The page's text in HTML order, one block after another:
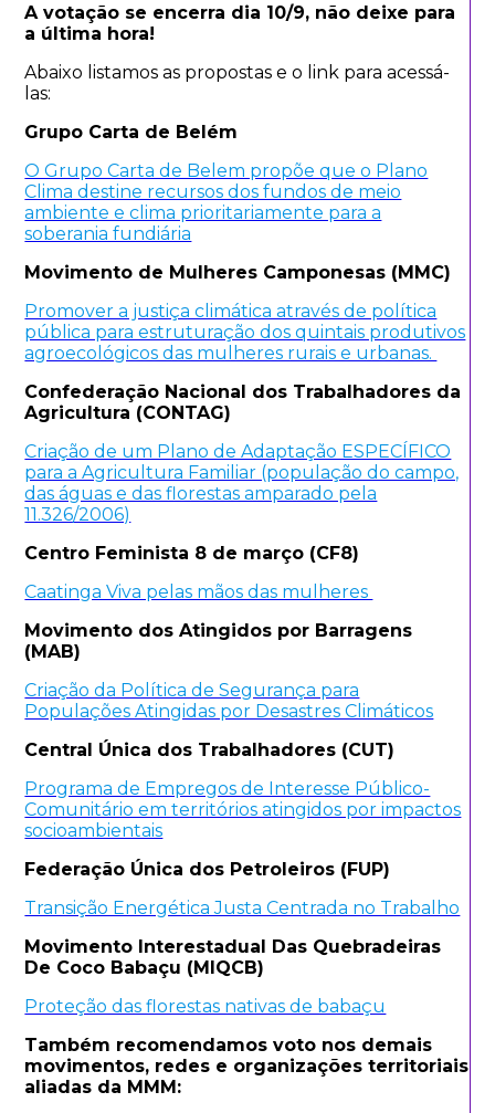
A votação se encerra dia 10/9, não deixe para
a última hora!
Abaixo listamos as propostas e o link para acessá-
las:
Grupo Carta de Belém
O Grupo Carta de Belem propõe que o Plano
Clima destine recursos dos fundos de meio
ambiente e clima prioritariamente para a
soberania fundiária
Movimento de Mulheres Camponesas (MMC)
Promover a justiça climática através de política
pública para estruturação dos quintais produtivos
agroecológicos das mulheres rurais e urbanas.
Confederação Nacional dos Trabalhadores da
Agricultura (CONTAG)
Criação de um Plano de Adaptação ESPECÍFICO
para a Agricultura Familiar (população do campo,
das águas e das florestas amparado pela
11.326/2006)
Centro Feminista 8 de março (CF8)
Caatinga Viva pelas mãos das mulheres
Movimento dos Atingidos por Barragens
(MAB)
Criação da Política de Segurança para
Populações Atingidas por Desastres Climáticos
Central Única dos Trabalhadores (CUT)
Programa de Empregos de Interesse Público-
Comunitário em territórios atingidos por impactos
socioambientais
Federação Única dos Petroleiros (FUP)
Transição Energética Justa Centrada no Trabalho
Movimento Interestadual Das Quebradeiras
De Coco Babaçu (MIQCB)
Proteção das florestas nativas de babaçu
Também recomendamos voto nos demais
movimentos, redes e organizações territoriais
aliadas da MMM: